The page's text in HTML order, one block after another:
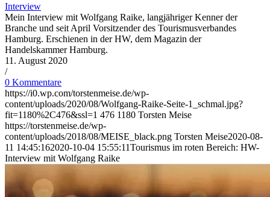
Interview
Mein Interview mit Wolfgang Raike, langjähriger Kenner der
Branche und seit April Vorsitzender des Tourismusverbandes
Hamburg. Erschienen in der HW, dem Magazin der
Handelskammer Hamburg.
11. August 2020
/
0 Kommentare
https://i0.wp.com/torstenmeise.de/wp-
content/uploads/2020/08/Wolfgang-Raike-Seite-1_schmal.jpg?
fit=1180%2C476&ssl=1 476 1180 Torsten Meise
https://torstenmeise.de/wp-
content/uploads/2018/08/MEISE_black.png Torsten Meise2020-08-
11 14:45:162020-10-04 15:55:11Tourismus im roten Bereich: HW-
Interview mit Wolfgang Raike